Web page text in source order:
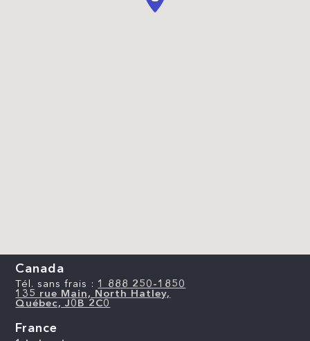
Canada
Tél. sans frais : 1 888 250-1850
135 rue Main, North Hatley,
Québec, J0B 2C0
France